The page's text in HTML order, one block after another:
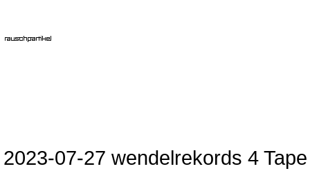
2023-07-27 wendelrekords 4